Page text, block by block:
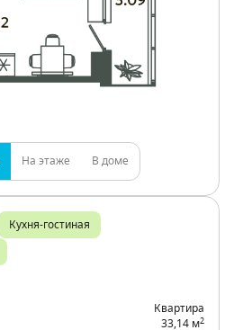
На этаже В доме
Кухня-гостиная
Квартира
33,14 м2